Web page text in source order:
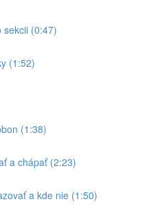
sekcii (0:47)
(1:52)
(1:38)
a chápať (2:23)
a kde nie (1:50)